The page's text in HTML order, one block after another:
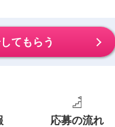
てもらう
応募の流れ